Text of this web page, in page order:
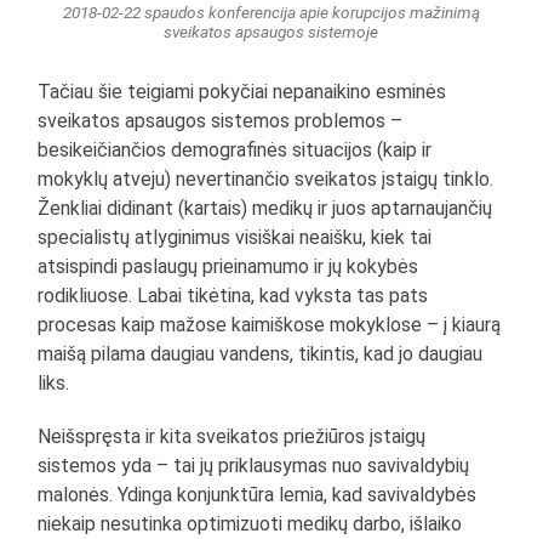
2018-02-22 spaudos konferencija apie korupcijos mažinimą
sveikatos apsaugos sistemoje
Tačiau šie teigiami pokyčiai nepanaikino esminės
sveikatos apsaugos sistemos problemos –
besikeičiančios demografinės situacijos (kaip ir
mokyklų atveju) nevertinančio sveikatos įstaigų tinklo.
Ženkliai didinant (kartais) medikų ir juos aptarnaujančių
specialistų atlyginimus visiškai neaišku, kiek tai
atsispindi paslaugų prieinamumo ir jų kokybės
rodikliuose. Labai tikėtina, kad vyksta tas pats
procesas kaip mažose kaimiškose mokyklose – į kiaurą
maišą pilama daugiau vandens, tikintis, kad jo daugiau
liks.
Neišspręsta ir kita sveikatos priežiūros įstaigų
sistemos yda – tai jų priklausymas nuo savivaldybių
malonės. Ydinga konjunktūra lemia, kad savivaldybės
niekaip nesutinka optimizuoti medikų darbo, išlaiko